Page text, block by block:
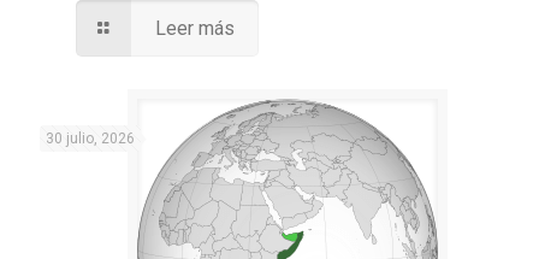
Leer más
30 julio, 2026